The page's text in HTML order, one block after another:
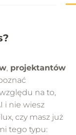
, projektantów
na to,
i nie wiesz
czy masz już
tego typu: